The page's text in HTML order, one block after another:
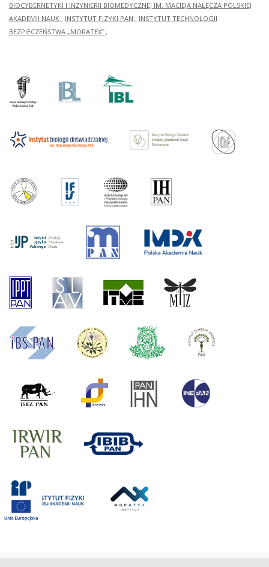
BIOCYBERNETYKI I INŻYNIERII BIOMEDYCZNEJ IM. MACIEJA NAŁĘCZA POLSKIEJ
AKADEMII NAUK ; INSTYTUT FIZYKI PAN ; INSTYTUT TECHNOLOGII
BEZPIECZEŃSTWA „MORATEX” ;